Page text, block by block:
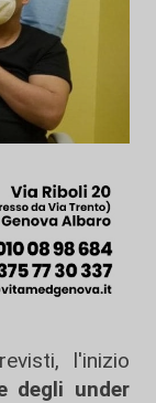
l'inizio
degli under